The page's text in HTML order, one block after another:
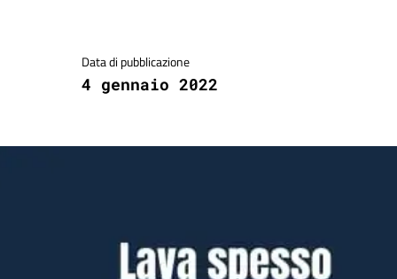
Data di pubblicazione
4 gennaio 2022